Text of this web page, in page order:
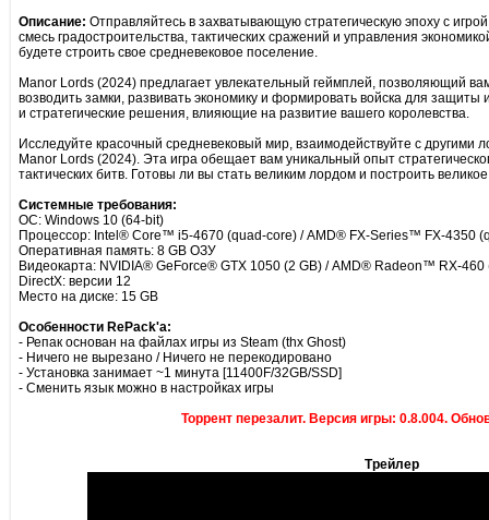
Описание: Отправляйтесь в захватывающую стратегическую эпоху с
смесь градостроительства, тактических сражений и управления
будете строить свое средневековое поселение.
Manor Lords (2024) предлагает увлекательный геймплей, позволяющий
возводить замки, развивать экономику и формировать войска для
и стратегические решения, влияющие на развитие вашего королевства.
Исследуйте красочный средневековый мир, взаимодействуйте с другими
Manor Lords (2024). Эта игра обещает вам уникальный опыт
тактических битв. Готовы ли вы стать великим лордом и построить
Системные требования:
ОС: Windows 10 (64-bit)
Процессор: Intel® Core™ i5-4670 (quad-core) / AMD® FX-Series™ FX-4350
Оперативная память: 8 GB ОЗУ
Видеокарта: NVIDIA® GeForce® GTX 1050 (2 GB) / AMD® Radeon™ RX-
DirectX: версии 12
Место на диске: 15 GB
Особенности RePack'a:
- Репак основан на файлах игры из Steam (thx Ghost)
- Ничего не вырезано / Ничего не перекодировано
- Установка занимает ~1 минута [11400F/32GB/SSD]
- Сменить язык можно в настройках игры
Торрент перезалит. Версия игры: 0.8.004.
Трейлер